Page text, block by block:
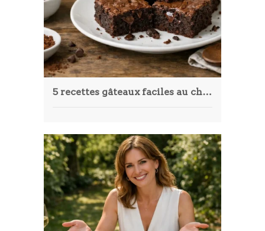
5 recettes gâteaux faciles au chocolat qui vont vous surprendre